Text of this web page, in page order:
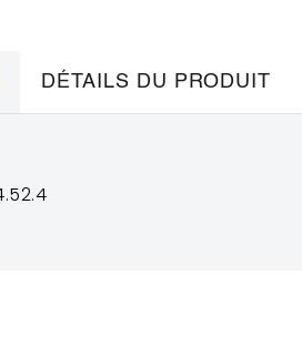
DÉTAILS DU PRODUIT